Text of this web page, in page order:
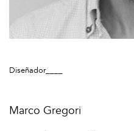
Diseñador____
Marco Gregori